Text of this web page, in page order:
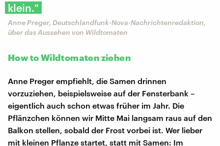
klein."
Anne Preger, Deutschlandfunk-Nova-Nachrichtenredaktion,
über das Aussehen von Wildtomaten
How to Wildtomaten ziehen
Anne Preger empfiehlt, die Samen drinnen
vorzuziehen, beispielsweise auf der Fensterbank –
eigentlich auch schon etwas früher im Jahr. Die
Pflänzchen können wir Mitte Mai langsam raus auf den
Balkon stellen, sobald der Frost vorbei ist. Wer lieber
mit kleinen Pflanze startet, statt mit Samen: Im